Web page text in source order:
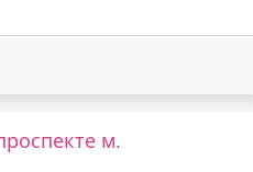
м.